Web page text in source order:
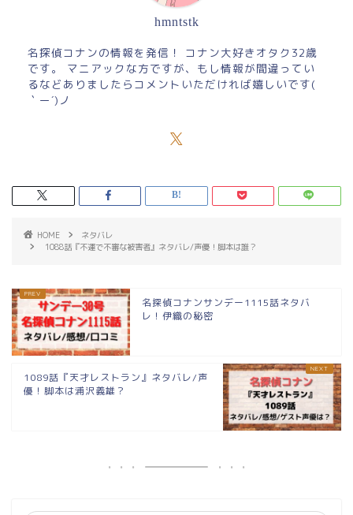
hmntstk
名探偵コナンの情報を発信！ コナン大好きオタク32歳
です。 マニアックな方ですが、もし情報が間違ってい
るなどありましたらコメントいただければ嬉しいです(
｀ー´)ノ
HOME
ネタバレ
1088話『不運で不審な被害者』ネタバレ/声優！脚本は誰？
名探偵コナンサンデー1115話ネタバ
レ！伊織の秘密
1089話『天才レストラン』ネタバレ/声
優！脚本は浦沢義雄？